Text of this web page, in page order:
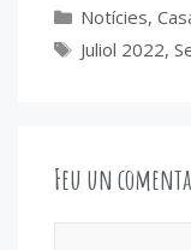
Categories
Notícies,
Etiquetes
Juliol 2022,
Feu un